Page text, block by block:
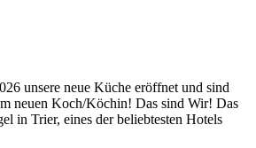
unsere neue Küche eröffnet und sind
neuen Koch/Köchin! Das sind Wir! Das
in Trier, eines der beliebtesten Hotels